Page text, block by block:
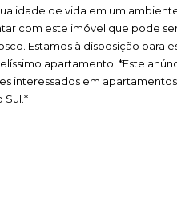
de vida em um
com este imóvel que pode
Estamos à disposição para
apartamento. *Este
interessados em
Sul.*